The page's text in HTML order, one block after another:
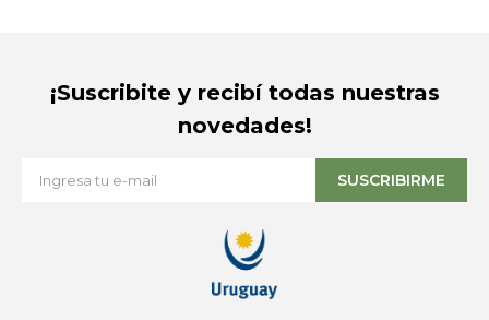
¡Suscribite y recibí todas nuestras
novedades!
SUSCRIBIRME